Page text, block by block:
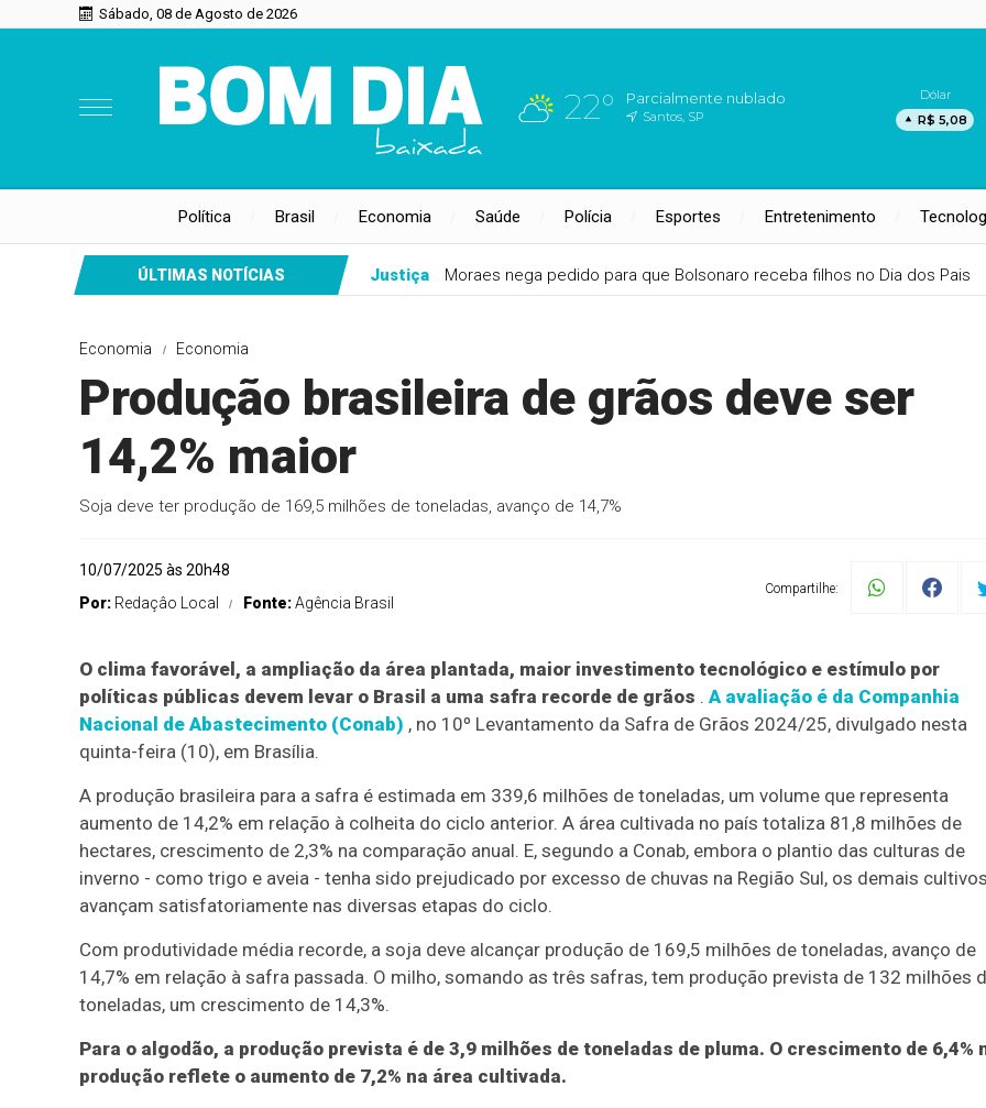
Sábado, 08 de Agosto de 2026
22° Parcialmente nublado
Santos, SP
Dólar
R$ 5,08
Política Brasil Economia Saúde Polícia Esportes Entretenimento
ÚLTIMAS NOTÍCIAS Justiça Moraes nega pedido para que Bolsonaro receba filhos no Dia dos Pais
Economia Economia
Produção brasileira de grãos deve ser
14,2% maior
Soja deve ter produção de 169,5 milhões de toneladas, avanço de 14,7%
10/07/2025 às 20h48
Por: Redaçâo Local Fonte:Agência Brasil
Compartilhe:
O clima favorável, a ampliação da área plantada, maior investimento tecnológico e estímulo por
políticas públicas devem levar o Brasil a uma safra recorde de grãos . A avaliação é da Companhia
Nacional de Abastecimento (Conab) , no 10º Levantamento da Safra de Grãos 2024/25, divulgado nesta
quinta-feira (10), em Brasília.
A produção brasileira para a safra é estimada em 339,6 milhões de toneladas, um volume que representa
aumento de 14,2% em relação à colheita do ciclo anterior. A área cultivada no país totaliza 81,8 milhões de
hectares, crescimento de 2,3% na comparação anual. E, segundo a Conab, embora o plantio das culturas de
inverno - como trigo e aveia - tenha sido prejudicado por excesso de chuvas na Região Sul, os demais
avançam satisfatoriamente nas diversas etapas do ciclo.
Com produtividade média recorde, a soja deve alcançar produção de 169,5 milhões de toneladas, avanço de
14,7% em relação à safra passada. O milho, somando as três safras, tem produção prevista de 132 milhões
toneladas, um crescimento de 14,3%.
Para o algodão, a produção prevista é de 3,9 milhões de toneladas de pluma. O crescimento de 6,4%
produção reflete o aumento de 7,2% na área cultivada.